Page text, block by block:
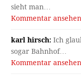
sieht man…
Kommentar
karl hirsch: Ich
sogar Bahnhof…
Kommentar